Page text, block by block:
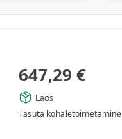
647,29 €
Laos
Tasuta kohaletoimetamine